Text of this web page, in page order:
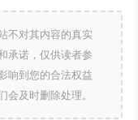
不对其内容的真实
承诺，仅供读者参
响到您的合法权益
会及时删除处理。